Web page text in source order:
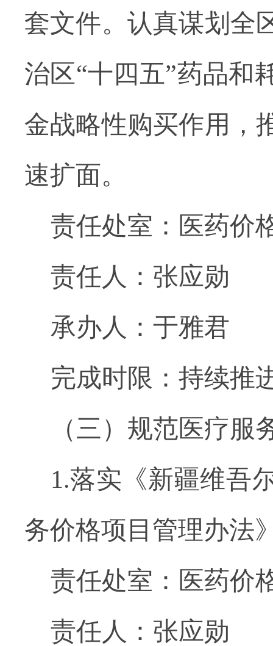
套文件。认真谋划全
治区“十四五”药品和
金战略性购买作用，
速扩面。
责任处室：医药价
责任人：张应勋
承办人：于雅君
完成时限：持续推
（三）规范医疗服
1.落实《新疆维吾
务价格项目管理办法
责任处室：医药价
责任人：张应勋